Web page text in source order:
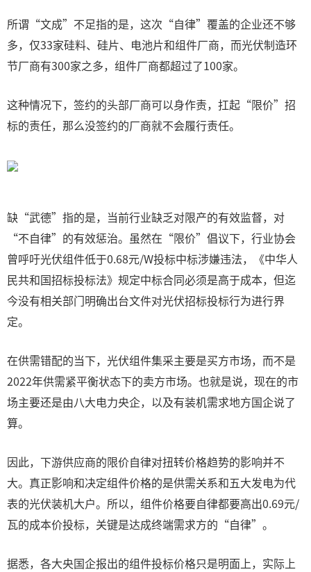
所谓“文成”不足指的是，这次“自律”覆盖的企业还不够
多，仅33家硅料、硅片、电池片和组件厂商，而光伏制造环
节厂商有300家之多，组件厂商都超过了100家。
这种情况下，签约的头部厂商可以身作责，扛起“限价”招
标的责任，那么没签约的厂商就不会履行责任。
缺“武德”指的是，当前行业缺乏对限产的有效监督，对
“不自律”的有效惩治。虽然在“限价”倡议下，行业协会
曾呼吁光伏组件低于0.68元/W投标中标涉嫌违法，《中华人
民共和国招标投标法》规定中标合同必须是高于成本，但迄
今没有相关部门明确出台文件对光伏招标投标行为进行界
定。
在供需错配的当下，光伏组件集采主要是买方市场，而不是
2022年供需紧平衡状态下的卖方市场。也就是说，现在的市
场主要还是由八大电力央企，以及有装机需求地方国企说了
算。
因此，下游供应商的限价自律对扭转价格趋势的影响并不
大。真正影响和决定组件价格的是供需关系和五大发电为代
表的光伏装机大户。所以，组件价格要自律都要高出0.69元/
瓦的成本价投标，关键是达成终端需求方的“自律”。
据悉，各大央国企报出的组件投标价格只是明面上，实际上